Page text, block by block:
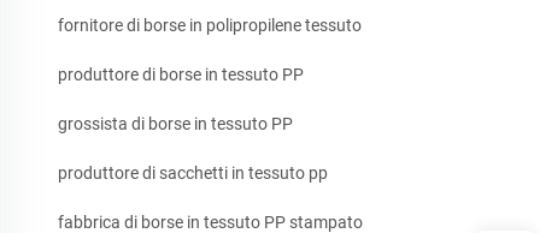
fornitore di borse in polipropilene tessuto
produttore di borse in tessuto PP
grossista di borse in tessuto PP
produttore di sacchetti in tessuto pp
fabbrica di borse in tessuto PP stampato